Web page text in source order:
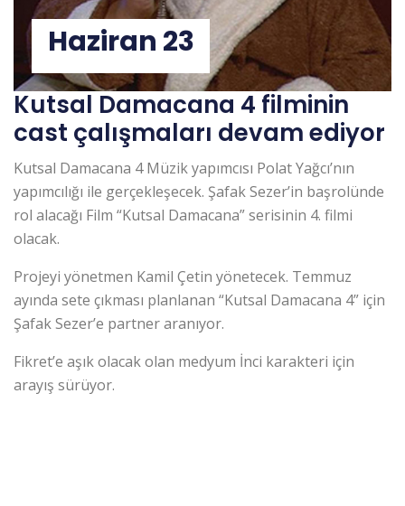
Haziran 23
Kutsal Damacana 4 filminin
cast çalışmaları devam ediyor
Kutsal Damacana 4 Müzik yapımcısı Polat Yağcı’nın
yapımcılığı ile gerçekleşecek. Şafak Sezer’in başrolünde
rol alacağı Film “Kutsal Damacana” serisinin 4. filmi
olacak.
Projeyi yönetmen Kamil Çetin yönetecek. Temmuz
ayında sete çıkması planlanan “Kutsal Damacana 4” için
Şafak Sezer’e partner aranıyor.
Fikret’e aşık olacak olan medyum İnci karakteri için
arayış sürüyor.